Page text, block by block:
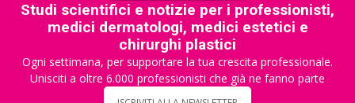
Studi scientifici e notizie per i professionisti,
medici dermatologi, medici estetici e
chirurghi plastici
Ogni settimana, per supportare la tua crescita professionale.
Unisciti a oltre 6.000 professionisti che già ne fanno parte